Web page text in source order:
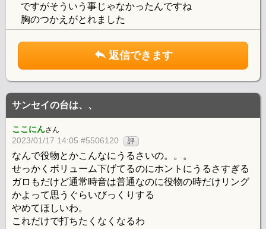
ですがそういう事じゃなかったんですね
胸のつかえがとれました
返信できます
サンセイの台は、、
ここにんさん
2023/01/17 14:05 #5506120 評
なんで役物とかこんなにうるさいの。。。
せっかくボリューム下げてるのにホントにうるさすぎる
ガロもだけど通常時音は普通なのに役物の時だけリング
かよって思うぐらいびっくりする
やめてほしいわ。
これだけで打ちたくなくなるわ